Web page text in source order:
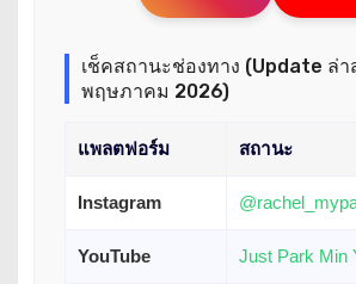
เช็คสถานะช่องทาง (Update ล่า
พฤษภาคม 2026)
แพลตฟอร์ม สถานะ
Instagram
YouTube Just Park Min